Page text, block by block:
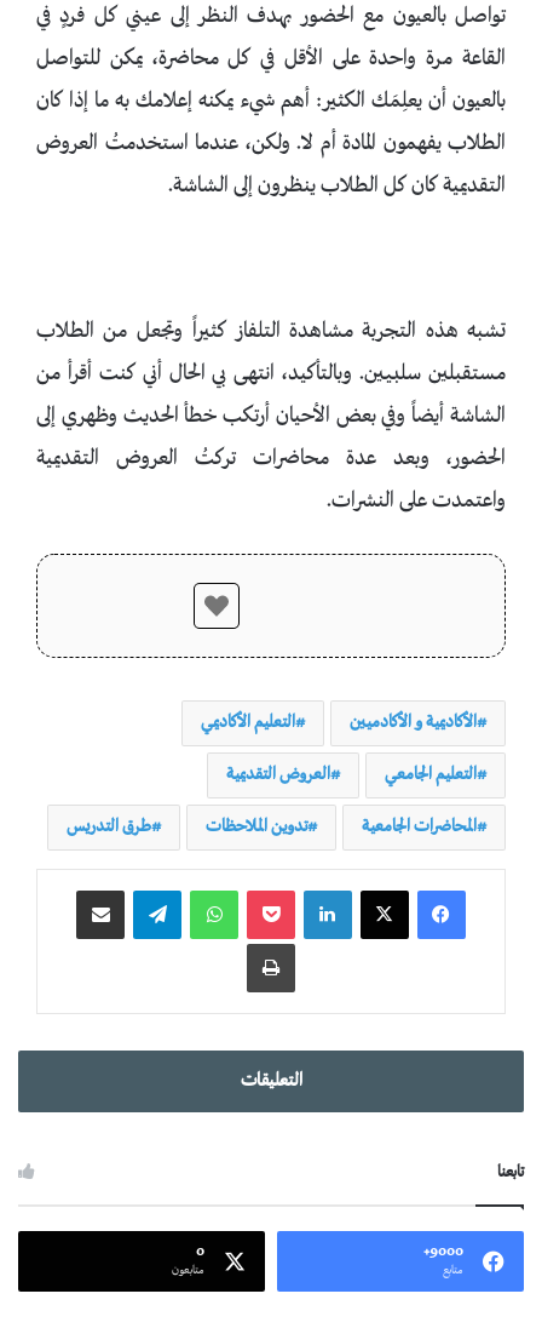
تواصل بالعيون مع الحضور بهدف النظر إلى عيني كل فردٍ في
القاعة مرة واحدة على الأقل في كل محاضرة، يمكن للتواصل
بالعيون أن يعلِمَك الكثير: أهم شيء يمكنه إعلامك به ما إذا كان
الطلاب يفهمون المادة أم لا. ولكن، عندما استخدمتُ العروض
التقديمية كان كل الطلاب ينظرون إلى الشاشة.
تشبه هذه التجربة مشاهدة التلفاز كثيراً وتجعل من الطلاب
مستقبلين سلبيين. وبالتأكيد، انتهى بي الحال أني كنت أقرأ من
الشاشة أيضاً وفي بعض الأحيان أرتكب خطأ الحديث وظهري إلى
الحضور، وبعد عدة محاضرات تركتُ العروض التقديمية
واعتمدت على النشرات.
الأكاديمية و الأكادميين التعليم الأكاديمي
التعليم الجامعي العروض التقديمية
المحاضرات الجامعية تدوين الملاحظات طرق التدريس
واتساب
التعليقات
تابعنا
9000+
متابع
0
متابعون